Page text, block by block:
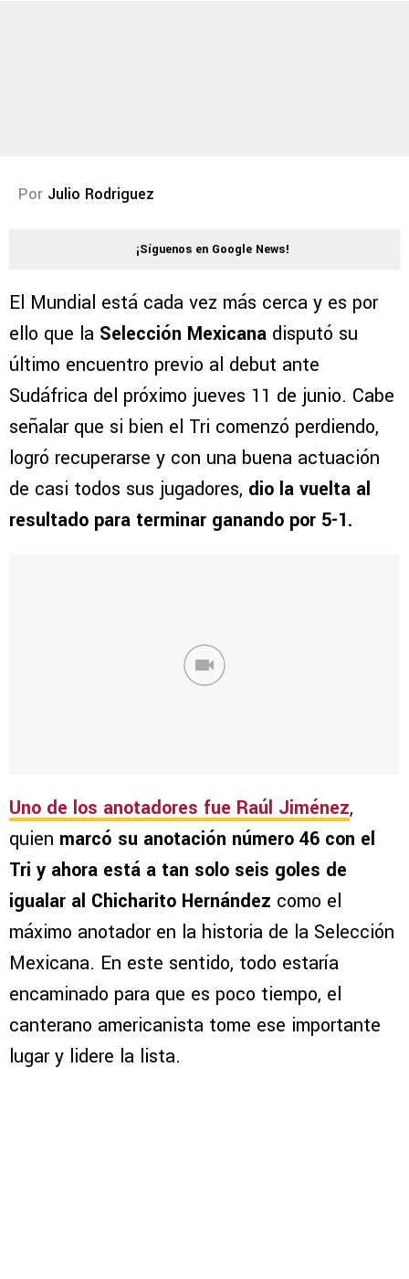
Por Julio Rodriguez
¡Síguenos en Google News!
El Mundial está cada vez más cerca y es por
ello que la Selección Mexicana disputó su
último encuentro previo al debut ante
Sudáfrica del próximo jueves 11 de junio. Cabe
señalar que si bien el Tri comenzó perdiendo,
logró recuperarse y con una buena actuación
de casi todos sus jugadores, dio la vuelta al
resultado para terminar ganando por 5-1.
Uno de los anotadores fue Raúl Jiménez,
quien marcó su anotación número 46 con el
Tri y ahora está a tan solo seis goles de
igualar al Chicharito Hernández como el
máximo anotador en la historia de la Selección
Mexicana. En este sentido, todo estaría
encaminado para que es poco tiempo, el
canterano americanista tome ese importante
lugar y lidere la lista.